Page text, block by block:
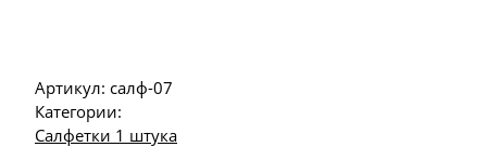
Артикул: салф-07
Категории:
Салфетки 1 штука